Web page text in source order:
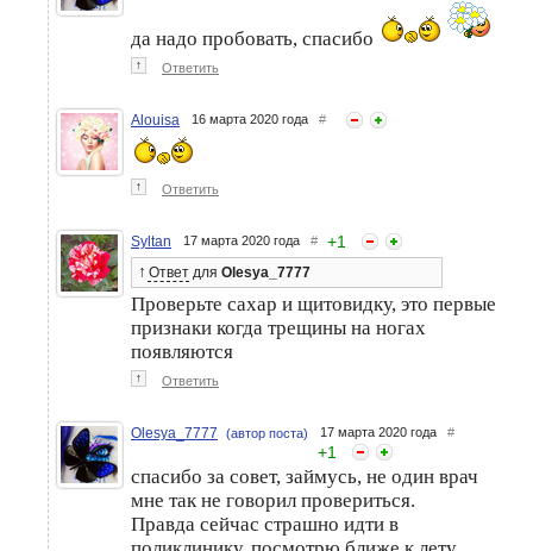
да надо пробовать, спасибо
↑ Ответить
Alouisa 16 марта 2020 года #
↑ Ответить
Syltan 17 марта 2020 года # +1
↑ Ответ для Olesya_7777
Проверьте сахар и щитовидку, это первые
признаки когда трещины на ногах
появляются
↑ Ответить
Olesya_7777 (автор поста) 17 марта 2020 года #
+1
спасибо за совет, займусь, не один врач
мне так не говорил провериться.
Правда сейчас страшно идти в